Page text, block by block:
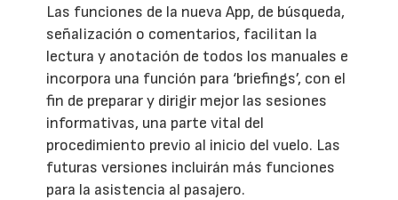
Las funciones de la nueva App, de búsqueda,
señalización o comentarios, facilitan la
lectura y anotación de todos los manuales e
incorpora una función para ‘briefings’, con el
fin de preparar y dirigir mejor las sesiones
informativas, una parte vital del
procedimiento previo al inicio del vuelo. Las
futuras versiones incluirán más funciones
para la asistencia al pasajero.